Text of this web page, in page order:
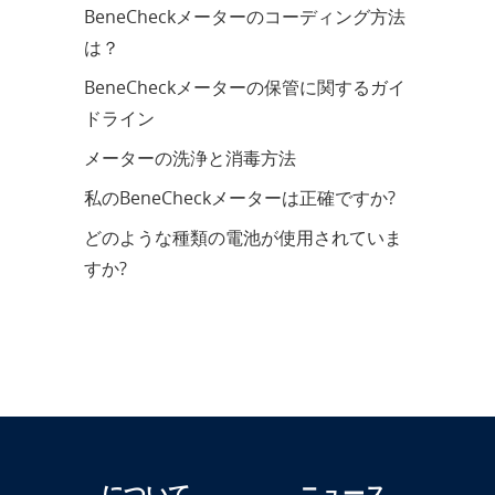
BeneCheckメーターのコーディング方法
は？
BeneCheckメーターの保管に関するガイ
ドライン
メーターの洗浄と消毒方法
私のBeneCheckメーターは正確ですか?
どのような種類の電池が使用されていま
すか?